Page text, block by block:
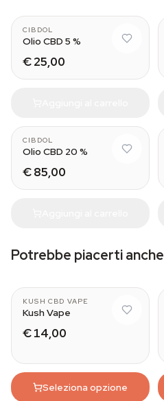
CIBDOL
Olio CBD 5 %
€ 25,00
CIBDOL
Olio CBD 20 %
€ 85,00
Potrebbe piacerti anche
KUSH CBD VAPE
Kush Vape
€ 14,00
Seleziona opzione